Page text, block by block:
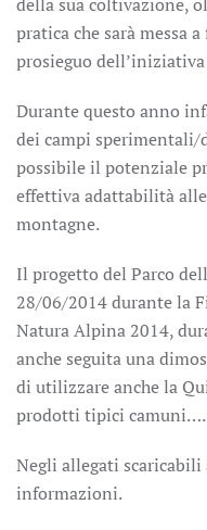
pratica che sarà messa
prosieguo
Durante questo anno
dei campi
possibile il potenziale
effettiva adattabilità
montagne.
Il progetto del Parco
28/06/2014 durante la
Natura Alpina 2014,
anche seguita una
di utilizzare anche la
prodotti tipici camuni….
Negli allegati scaricabili
informazioni.